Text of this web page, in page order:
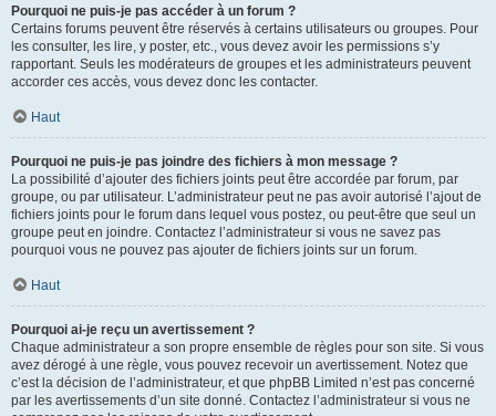
Pourquoi ne puis-je pas accéder à un forum ?
Certains forums peuvent être réservés à certains utilisateurs ou groupes. Pour
les consulter, les lire, y poster, etc., vous devez avoir les permissions s’y
rapportant. Seuls les modérateurs de groupes et les administrateurs peuvent
accorder ces accès, vous devez donc les contacter.
Haut
Pourquoi ne puis-je pas joindre des fichiers à mon message ?
La possibilité d’ajouter des fichiers joints peut être accordée par forum, par
groupe, ou par utilisateur. L’administrateur peut ne pas avoir autorisé l’ajout de
fichiers joints pour le forum dans lequel vous postez, ou peut-être que seul un
groupe peut en joindre. Contactez l’administrateur si vous ne savez pas
pourquoi vous ne pouvez pas ajouter de fichiers joints sur un forum.
Haut
Pourquoi ai-je reçu un avertissement ?
Chaque administrateur a son propre ensemble de règles pour son site. Si vous
avez dérogé à une règle, vous pouvez recevoir un avertissement. Notez que
c’est la décision de l’administrateur, et que phpBB Limited n’est pas concerné
par les avertissements d’un site donné. Contactez l’administrateur si vous ne